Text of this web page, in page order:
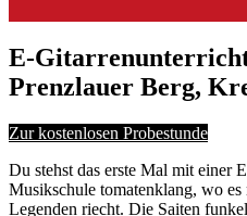
E-
Prenzlauer Berg,
Zur kostenlosen Probestunde
Du stehst das erste Mal mit einer
Musikschule tomatenklang, wo
Legenden riecht. Die Saiten